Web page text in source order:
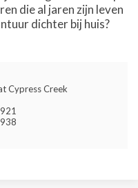
die al jaren zijn leven
dichter bij huis?
Cypress Creek